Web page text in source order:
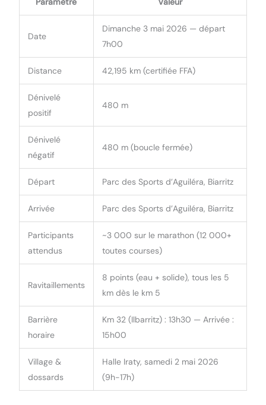
Date
Dimanche 3 mai 2026 — départ
7h00
Distance 42,195 km (certifiée FFA)
Dénivelé
positif
480 m
Dénivelé
négatif
480 m (boucle fermée)
Départ Parc des Sports d’Aguiléra, Biarritz
Arrivée Parc des Sports d’Aguiléra, Biarritz
Participants
attendus
~3 000 sur le marathon (12 000+
toutes courses)
Ravitaillements
8 points (eau + solide), tous les 5
km dès le km 5
Barrière
horaire
Km 32 (Ilbarritz) : 13h30 — Arrivée :
15h00
Village &
dossards
Halle Iraty, samedi 2 mai 2026
(9h-17h)